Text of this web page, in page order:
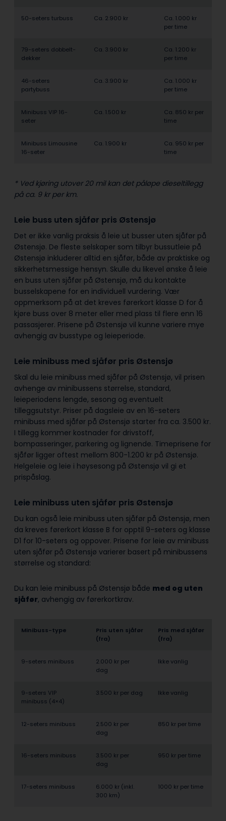
50-seters turbuss Ca. 2.900 kr
Ca. 1.000 kr
per time
79-seters dobbelt­
dekker
Ca. 3.900 kr
Ca. 1.200 kr
per time
46-seters
partybuss
Ca. 3.900 kr
Ca. 1.000 kr
per time
Minibuss VIP 16-
seter
Ca. 1.500 kr
Ca. 850 kr per
time
Minibuss Limousine
16-seter
Ca. 1.900 kr
Ca. 950 kr per
time
* Ved kjøring utover 20 mil kan det påløpe dieseltillegg
på ca. 9 kr per km.
Leie buss uten sjåfør pris Østensjø
Det er ikke vanlig praksis å leie ut busser uten sjåfør på
Østensjø. De fleste selskaper som tilbyr bussutleie på
Østensjø inkluderer alltid en sjåfør, både av praktiske og
sikkerhetsmessige hensyn. Skulle du likevel ønske å leie
en buss uten sjåfør på Østensjø, må du kontakte
busselskapene for en individuell vurdering. Vær
oppmerksom på at det kreves førerkort klasse D for å
kjøre buss over 8 meter eller med plass til flere enn 16
passasjerer. Prisene på Østensjø vil kunne variere mye
avhengig av busstype og leieperiode.
Leie minibuss med sjåfør pris Østensjø
Skal du leie minibuss med sjåfør på Østensjø, vil prisen
avhenge av minibussens størrelse, standard,
leieperiodens lengde, sesong og eventuelt
tilleggsutstyr. Priser på dagsleie av en 16-seters
minibuss med sjåfør på Østensjø starter fra ca. 3.500 kr.
I tillegg kommer kostnader for drivstoff,
bompasseringer, parkering og lignende. Timeprisene for
sjåfør ligger oftest mellom 800-1.200 kr på Østensjø.
Helgeleie og leie i høysesong på Østensjø vil gi et
prispåslag.
Leie minibuss uten sjåfør pris Østensjø
Du kan også leie minibuss uten sjåfør på Østensjø, men
da kreves førerkort klasse B for opptil 9-seters og klasse
D1 for 10-seters og oppover. Prisene for leie av minibuss
uten sjåfør på Østensjø varierer basert på minibussens
størrelse og standard:
Du kan leie minibuss på Østensjø både med og uten
sjåfør, avhengig av førerkortkrav.
Minibuss-type
Pris uten sjåfør
(fra)
Pris med sjåfør
(fra)
9-seters minibuss
2.000 kr per
dag
Ikke vanlig
9-seters VIP
minibuss (4×4)
3.500 kr per dag Ikke vanlig
12-seters minibuss
2.500 kr per
dag
850 kr per time
16-seters minibuss
3.500 kr per
dag
950 kr per time
17-seters minibuss
6.000 kr (inkl.
300 km)
1000 kr per time